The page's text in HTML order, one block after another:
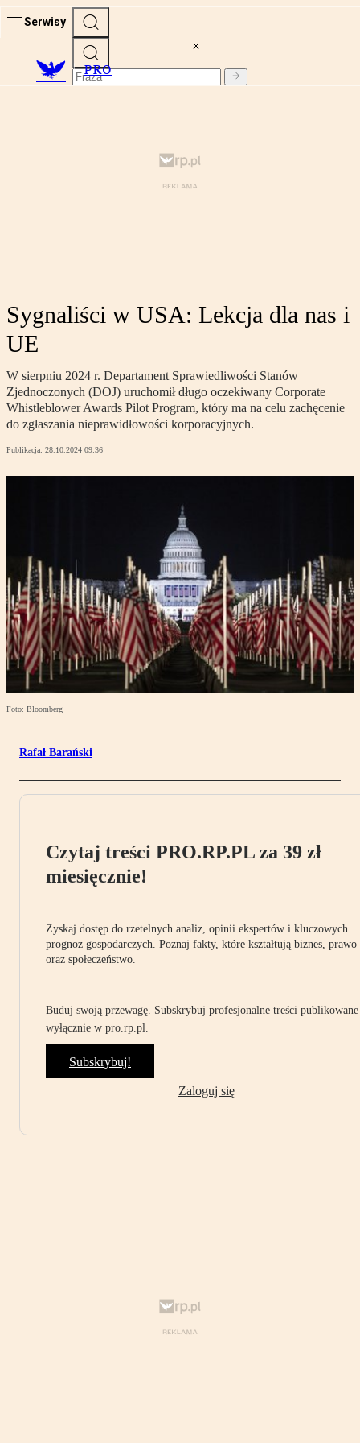
Serwisy
PRO
Sygnaliści w USA: Lekcja dla nas i
UE
W sierpniu 2024 r. Departament Sprawiedliwości Stanów
Zjednoczonych (DOJ) uruchomił długo oczekiwany Corporate
Whistleblower Awards Pilot Program, który ma na celu zachęcenie
do zgłaszania nieprawidłowości korporacyjnych.
Publikacja: 28.10.2024 09:36
Foto: Bloomberg
Rafał Barański
Czytaj treści PRO.RP.PL za 39 zł
miesięcznie!
Zyskaj dostęp do rzetelnych analiz, opinii ekspertów i kluczowych
prognoz gospodarczych. Poznaj fakty, które kształtują biznes, prawo
oraz społeczeństwo.
Buduj swoją przewagę. Subskrybuj profesjonalne treści publikowane
wyłącznie w pro.rp.pl.
Subskrybuj!
Zaloguj się